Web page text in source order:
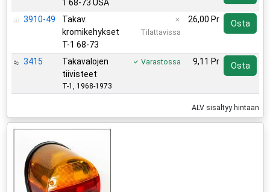
1 68-73 USA
3910-49
Takav.
kromikehykset
T-1 68-73
Tilattavissa
26,00 Pr Osta
3415
Takavalojen
tiivisteet
T-1, 1968-1973
Varastossa 9,11 Pr Osta
ALV sisältyy hintaan